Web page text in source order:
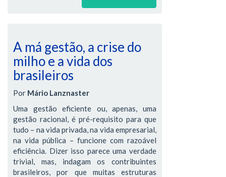
A má gestão, a crise do
milho e a vida dos
brasileiros
Por Mário Lanznaster
Uma gestão eficiente ou, apenas, uma
gestão racional, é pré-requisito para que
tudo – na vida privada, na vida empresarial,
na vida pública – funcione com razoável
eficiência. Dizer isso parece uma verdade
trivial, mas, indagam os contribuintes
brasileiros, por que muitas estruturas